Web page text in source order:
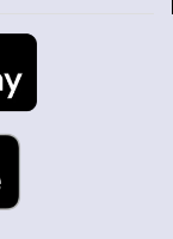
১০
নেমপ্লেট
ব্যাপারীর